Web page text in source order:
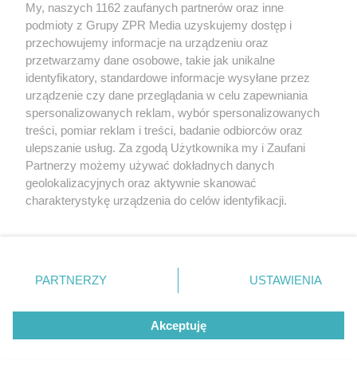
SIATKÓWKA
Klubowe Mistrzostwa Świata
siatkarzy na Śląsku. Czy polski klub
przejdzie do historii
ZOBACZ WIĘCEJ
My, naszych 1162 zaufanych partnerów oraz inne
podmioty z Grupy ZPR Media uzyskujemy dostęp i
przechowujemy informacje na urządzeniu oraz
przetwarzamy dane osobowe, takie jak unikalne
identyfikatory, standardowe informacje wysyłane przez
urządzenie czy dane przeglądania w celu zapewniania
spersonalizowanych reklam, wybór spersonalizowanych
treści, pomiar reklam i treści, badanie odbiorców oraz
ulepszanie usług. Za zgodą Użytkownika my i Zaufani
Partnerzy możemy używać dokładnych danych
geolokalizacyjnych oraz aktywnie skanować
charakterystykę urządzenia do celów identyfikacji.
zmienić/wycofać klikając przycisk ustawień prywatności
znajdujący się w lewym dolnym rogu strony
rodzaje przetwarzania danych nie wymagają zgody
użytkownika, ale masz prawo sprzeciwić się takiemu
przetwarzaniu. Preferencje będą miały zastosowanie tylko
PARTNERZY USTAWIENIA
Akceptuję